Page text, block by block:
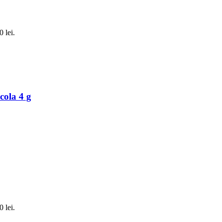
lei.
4 g
lei.